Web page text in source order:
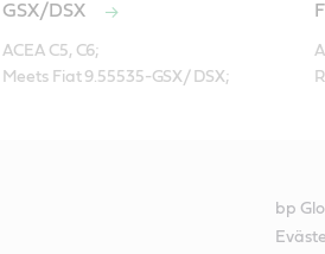
GSX/DSX
ACEA C5, C6;
Meets Fiat 9.55535-GSX/ DSX;
bp